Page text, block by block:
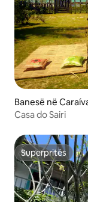
Banesë në
Casa do Sairi
Superpritës
Superpritës